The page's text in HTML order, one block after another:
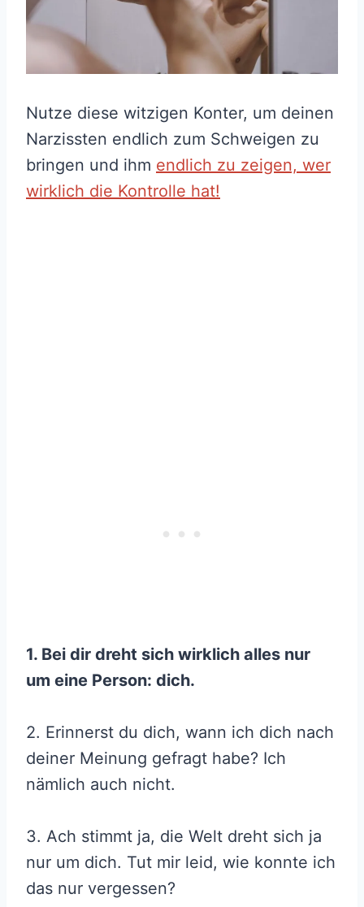
Nutze diese witzigen Konter, um deinen
Narzissten endlich zum Schweigen zu
bringen und ihm endlich zu zeigen, wer
wirklich die Kontrolle hat!
1. Bei dir dreht sich wirklich alles nur
um eine Person: dich.
2. Erinnerst du dich, wann ich dich nach
deiner Meinung gefragt habe? Ich
nämlich auch nicht.
3. Ach stimmt ja, die Welt dreht sich ja
nur um dich. Tut mir leid, wie konnte ich
das nur vergessen?